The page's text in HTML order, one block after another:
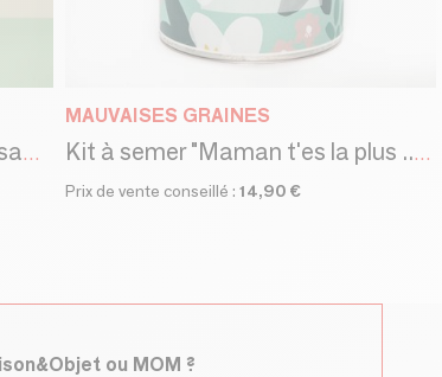
Kit à semer "Graines de fleurs sauvages" Fabriqué en France
MAUVAISES GRAINES
Kit à semer "Maman t'es la plus ...." Fabriqué en France
Prix de vente conseillé : 14,90 €
ou MOM ?